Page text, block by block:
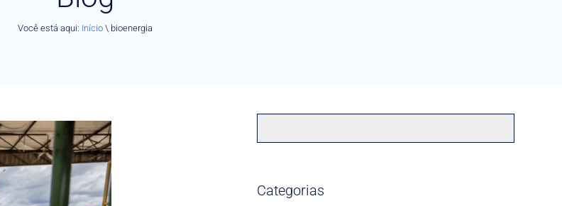
Você está aqui: Início \ bioenergia
Categorias